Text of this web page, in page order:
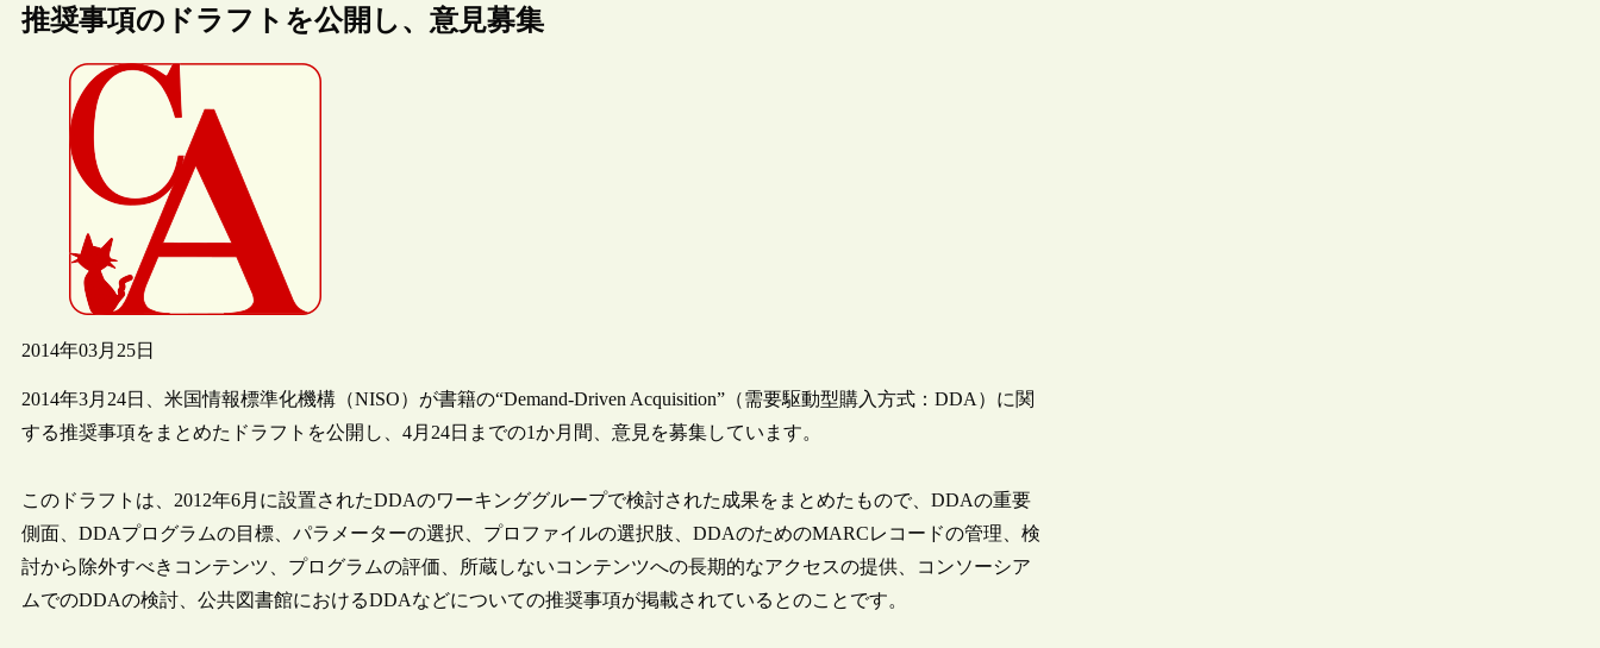
推奨事項のドラフトを公開し、意見募集
2014年03月25日
2014年3月24日、米国情報標準化機構（NISO）が書籍の“Demand-Driven Acquisition”（需要駆動型購入方式：DDA）に関
する推奨事項をまとめたドラフトを公開し、4月24日までの1か月間、意見を募集しています。
このドラフトは、2012年6月に設置されたDDAのワーキンググループで検討された成果をまとめたもので、DDAの重要
側面、DDAプログラムの目標、パラメーターの選択、プロファイルの選択肢、DDAのためのMARCレコードの管理、検
討から除外すべきコンテンツ、プログラムの評価、所蔵しないコンテンツへの長期的なアクセスの提供、コンソーシア
ムでのDDAの検討、公共図書館におけるDDAなどについての推奨事項が掲載されているとのことです。